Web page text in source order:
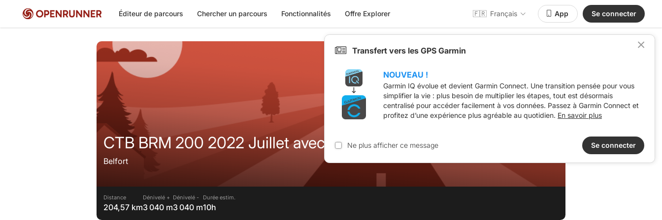
Éditeur de parcours Chercher un parcours Fonctionnalités Offre Explorer 🇫🇷 Français App Se connecter
CTB BRM 200 2022 Juillet avec piste
Belfort
Distance
204,57 km
Dénivelé +
3 040 m
Dénivelé -
3 040 m
Durée estim.
10h
Transfert vers les GPS Garmin
NOUVEAU !
Garmin IQ évolue et devient Garmin Connect. Une transition pensée pour vous
simplifier la vie : plus besoin de multiplier les étapes, tout est désormais
centralisé pour accéder facilement à vos données. Passez à Garmin Connect et
profitez d’une expérience plus agréable au quotidien. En savoir plus
Ne plus afficher ce message Se connecter